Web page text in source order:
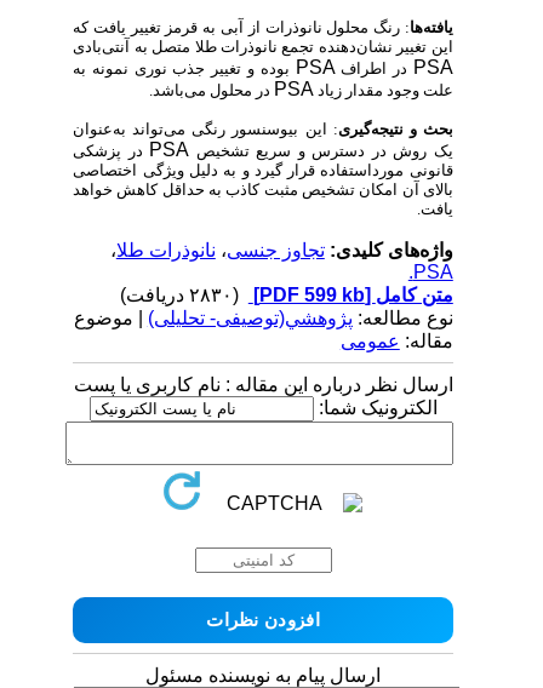
یافته‌ها: رنگ محلول نانوذرات از آبی به قرمز تغییر یافت که
این تغییر نشان‌دهنده تجمع نانوذرات طلا متصل به آنتی‌بادی
PSAدر اطراف PSAبوده و تغییر جذب نوری نمونه به
علت وجود مقدار زیادPSAدر محلول می‌باشد.
بحث و نتیجه‌گیری : این بیوسنسور رنگی می‌تواند به‌عنوان
یک روش در دسترس و سریع تشخیصPSAدر پزشکی
قانونی مورداستفاده قرار گیرد و به دلیل ویژگی اختصاصی
بالای آن امکان تشخیص مثبت کاذب به حداقل کاهش خواهد
یافت.
واژه‌های کلیدی:تجاوز جنسی،نانوذرات طلا،
PSA.
متن کامل[PDF 599 kb]
نوع مطالعه:پژوهشي(توصیفی- تحلیلی) | موضوع
مقاله:عمومى
ارسال نظر درباره این مقاله : نام کاربری یا پست
الکترونیک شما:
ارسال پیام به نویسنده مسئول